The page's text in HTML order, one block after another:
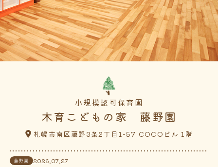
小規模認可保育園
木育こどもの家 藤野園
札幌市南区藤野3条2丁目1-57 COCOビル 1階
藤野園 2026.07.27